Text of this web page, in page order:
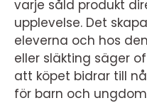
varje såld produkt
upplevelse. Det
eleverna och hos
eller släkting säger
att köpet bidrar till
för barn och